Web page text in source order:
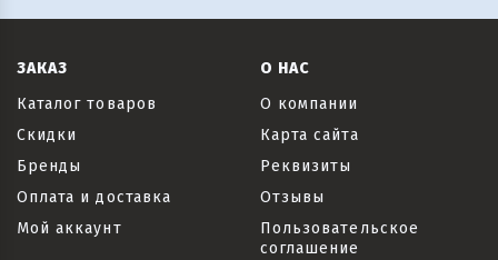
ЗАКАЗ
Каталог товаров
Скидки
Бренды
Оплата и доставка
Мой аккаунт
О НАС
О компании
Карта сайта
Реквизиты
Отзывы
Пользовательское
соглашение